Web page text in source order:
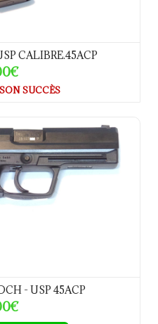
CALIBRE.45ACP
SUCCÈS
- USP 45ACP